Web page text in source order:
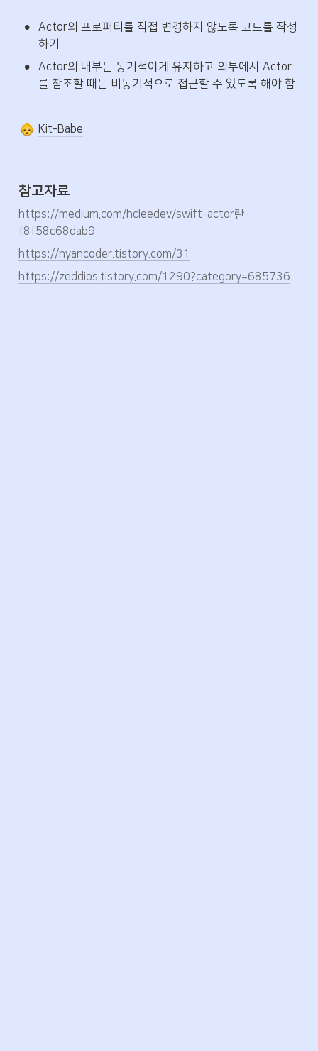
•
Actor의 프로퍼티를 직접 변경하지 않도록 코드를 작성
하기
•
Actor의 내부는 동기적이게 유지하고 외부에서 Actor
를 참조할 때는 비동기적으로 접근할 수 있도록 해야 함
Kit-Babe
참고자료
https://medium.com/hcleedev/swift-actor란-
f8f58c68dab9
https://nyancoder.tistory.com/31
https://zeddios.tistory.com/1290?category=685736